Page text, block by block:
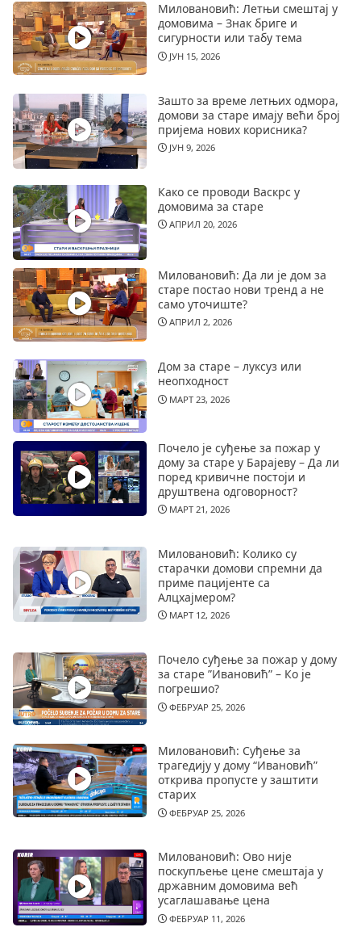
Миловановић: Летњи смештај у
домовима – Знак бриге и
сигурности или табу тема
ЈУН 15, 2026
Зашто за време летњих одмора,
домови за старе имају већи број
пријема нових корисника?
ЈУН 9, 2026
Како се проводи Васкрс у
домовима за старе
АПРИЛ 20, 2026
Миловановић: Да ли је дом за
старе постао нови тренд а не
само уточиште?
АПРИЛ 2, 2026
Дом за старе – луксуз или
неопходност
МАРТ 23, 2026
Почело је суђење за пожар у
дому за старе у Барајеву – Да ли
поред кривичне постоји и
друштвена одговорност?
МАРТ 21, 2026
Миловановић: Колико су
старачки домови спремни да
приме пацијенте са
Алцхајмером?
МАРТ 12, 2026
Почело суђење за пожар у дому
за старе ”Ивановић” – Ко је
погрешио?
ФЕБРУАР 25, 2026
Миловановић: Суђење за
трагедију у дому “Ивановић”
открива пропусте у заштити
старих
ФЕБРУАР 25, 2026
Миловановић: Ово није
поскупљење цене смештаја у
државним домовима већ
усаглашавање цена
ФЕБРУАР 11, 2026